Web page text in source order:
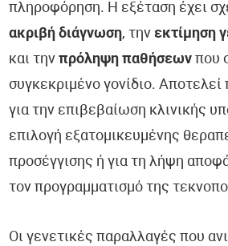
πληροφόρηση. Η εξέταση έχει
ακριβή διάγνωση, τηνεκτίμηση
και τηνπρόληψη παθήσεων που
συγκεκριμένο γονίδιο. Αποτελεί
για την επιβεβαίωση κλινικής
επιλογή εξατομικευμένης
προσέγγισης ή για τη λήψη
τον προγραμματισμό της
Οι γενετικές παραλλαγές που